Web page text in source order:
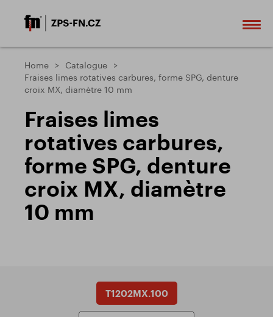
Home
Catalogue
Fraises limes rotatives carbures, forme SPG, denture
croix MX, diamètre 10 mm
Fraises limes
rotatives carbures,
forme SPG, denture
croix MX, diamètre
10 mm
T1202MX.100